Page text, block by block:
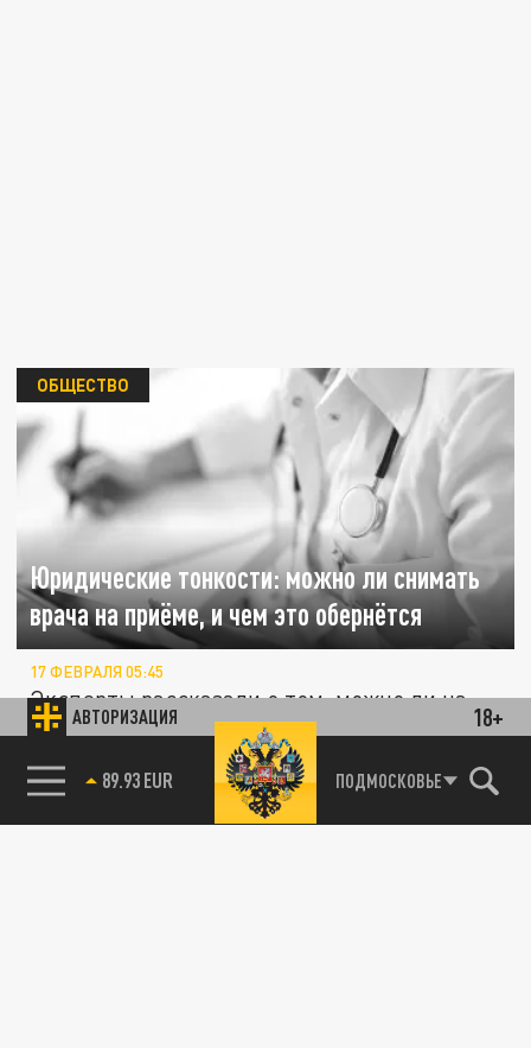
АВТОРИЗАЦИЯ 18+
85.64 BRENT ПОДМОСКОВЬЕ
Юридические тонкости: можно ли снимать
врача на приёме, и чем это обернётся
ОБЩЕСТВО
17 ФЕВРАЛЯ 05:45
Эксперты рассказали о том, можно ли на
приёме у врача записывать разговор или
снимать видео. А также важно...